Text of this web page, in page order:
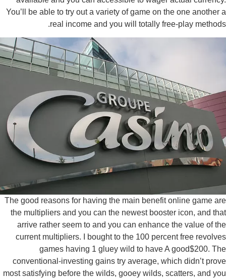
You’ll be able to try out a variety of game on the one another
real income and you will totally free-play
The good reasons for having the main benefit online game
the multipliers and you can the newest booster icon, and
arrive rather seem to and you can enhance the value of
current multipliers. I bought to the 100 percent free
games having 1 gluey wild to have A good$200.
conventional-investing gains try average, which didn’t
most satisfying before the wilds, gooey wilds, scatters, and